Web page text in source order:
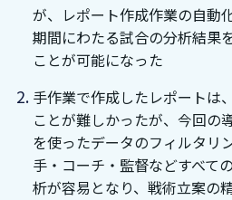
が、レポート作成作業の自動
期間にわたる試合の分析結果
ことが可能になった
手作業で作成したレポートは
ことが難しかったが、今回の
を使ったデータのフィルタリ
手・コーチ・監督などすべて
析が容易となり、戦術立案の